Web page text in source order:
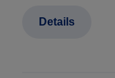
Details